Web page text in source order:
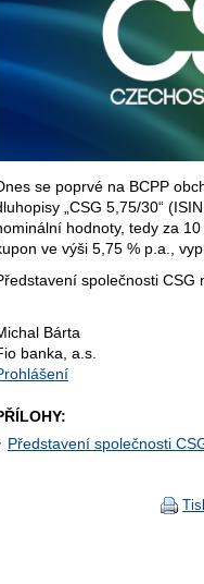
se poprvé na BCPP
„CSG 5,75/30“
hodnoty, tedy za
ve výši 5,75 % p.a.,
společnosti CSG
Bárta
banka, a.s.
Představení společnosti